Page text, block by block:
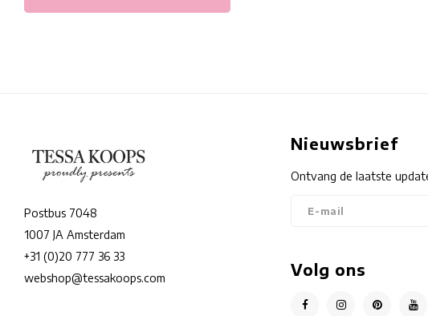
Postbus 7048
1007 JA Amsterdam
+31 (0)20 777 36 33
webshop@tessakoops.com
Nieuwsbrief
Ontvang de laatste
Volg ons